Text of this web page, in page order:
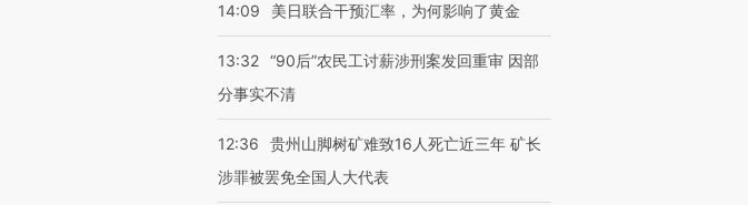
14:09 美日联合干预汇率，为何影响了黄金
13:32 “90后”农民工讨薪涉刑案发回重审 因部
分事实不清
12:36
贵州山脚树矿难致16人死亡近三年 矿长
涉罪被罢免全国人大代表